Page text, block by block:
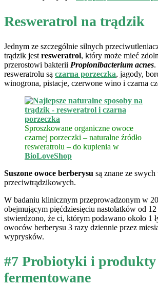
Resweratrol na trądzik
Jednym ze szczególnie silnych
trądzik jest resweratrol, który może mieć
przerostowi bakterii Propionibacterium acnes.
resweratrolu są czarna porzeczka, jagody,
winogrona, pistacje, czerwone wino i czarna
Sproszkowane organiczne owoce
czarnej porzeczki – naturalne źródło
resweratrolu – do kupienia w
BioLoveShop
Suszone owoce berberysu są znane ze swych
przeciwtrądzikowych.
W badaniu klinicznym przeprowadzonym w
obejmującym pięćdziesięciu nastolatków od
stwierdzono, że ci, którym podawano około 1
owoców berberysu 3 razy dziennie przez
wyprysków.
#7 Probiotyki i produkty
fermentowane